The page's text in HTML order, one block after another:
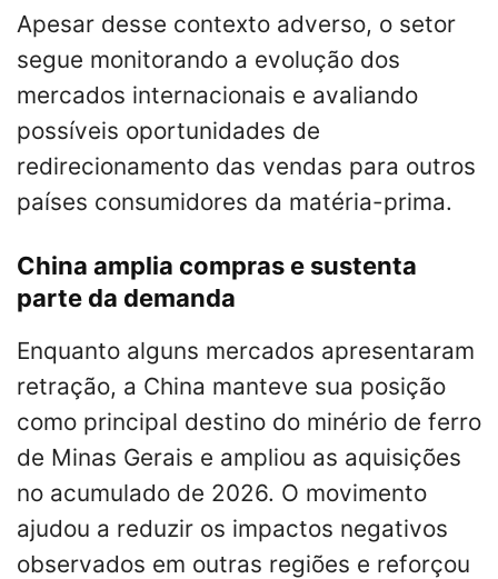
Apesar desse contexto adverso, o setor
segue monitorando a evolução dos
mercados internacionais e avaliando
possíveis oportunidades de
redirecionamento das vendas para outros
países consumidores da matéria-prima.
China amplia compras e sustenta
parte da demanda
Enquanto alguns mercados apresentaram
retração, a China manteve sua posição
como principal destino do minério de ferro
de Minas Gerais e ampliou as aquisições
no acumulado de 2026. O movimento
ajudou a reduzir os impactos negativos
observados em outras regiões e reforçou